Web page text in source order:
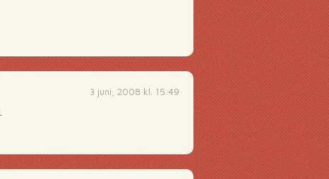
3 juni, 2008 kl. 15:49